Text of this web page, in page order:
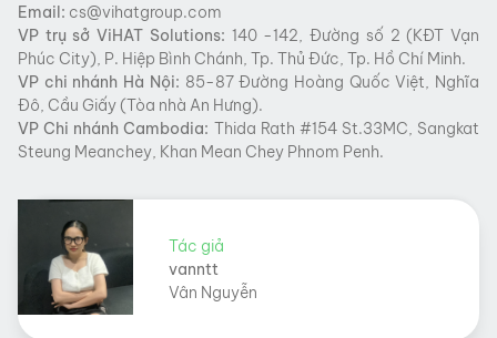
Email: cs@vihatgroup.com
VP trụ sởViHAT Solutions: 140 -142, Đường số 2 (KĐT Vạn
Phúc City), P. Hiệp Bình Chánh, Tp. Thủ Đức, Tp. Hồ Chí Minh.
VP chi nhánh Hà Nội: 85-87 Đường Hoàng Quốc Việt, Nghĩa
Đô, Cầu Giấy (Tòa nhà An Hưng).
VP Chi nhánh Cambodia: Thida Rath #154 St.33MC, Sangkat
Steung Meanchey, Khan Mean Chey Phnom Penh.
Tác giả
vanntt
Vân Nguyễn